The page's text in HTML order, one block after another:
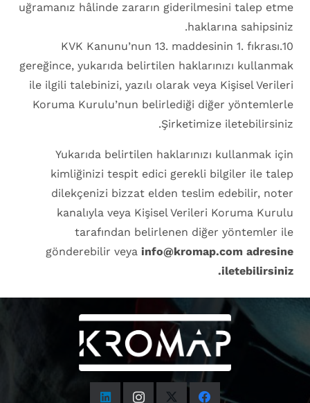
uğramanız hâlinde zararın giderilmesini talep etme
haklarına sahipsiniz.
10.KVK Kanunu’nun 13. maddesinin 1. fıkrası
gereğince, yukarıda belirtilen haklarınızı kullanmak
ile ilgili talebinizi, yazılı olarak veya Kişisel Verileri
Koruma Kurulu’nun belirlediği diğer yöntemlerle
Şirketimize iletebilirsiniz.
Yukarıda belirtilen haklarınızı kullanmak için
kimliğinizi tespit edici gerekli bilgiler ile talep
dilekçenizi bizzat elden teslim edebilir, noter
kanalıyla veya Kişisel Verileri Koruma Kurulu
tarafından belirlenen diğer yöntemler ile
gönderebilir veya info@kromap.com adresine
iletebilirsiniz.